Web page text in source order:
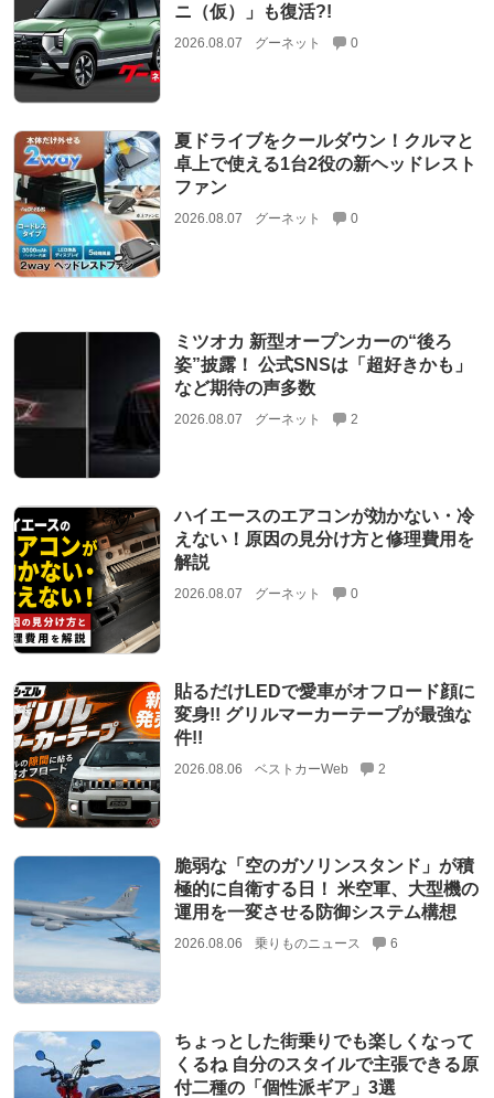
ニ（仮）」も復活?!
2026.08.07 グーネット 0
夏ドライブをクールダウン！クルマと
卓上で使える1台2役の新ヘッドレスト
ファン
2026.08.07 グーネット 0
ミツオカ 新型オープンカーの“後ろ
姿”披露！ 公式SNSは「超好きかも」
など期待の声多数
2026.08.07 グーネット 2
ハイエースのエアコンが効かない・冷
えない！原因の見分け方と修理費用を
解説
2026.08.07 グーネット 0
貼るだけLEDで愛車がオフロード顔に
変身!! グリルマーカーテープが最強な
件!!
2026.08.06 ベストカーWeb 2
脆弱な「空のガソリンスタンド」が積
極的に自衛する日！ 米空軍、大型機の
運用を一変させる防御システム構想
2026.08.06 乗りものニュース 6
ちょっとした街乗りでも楽しくなって
くるね 自分のスタイルで主張できる原
付二種の「個性派ギア」3選